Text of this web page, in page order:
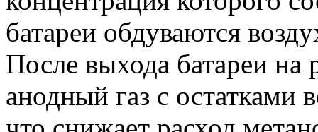
батареи обдуваются
После выхода батареи
анодный газ с остатками